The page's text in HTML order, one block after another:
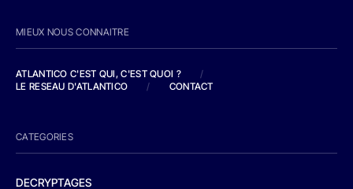
MIEUX NOUS CONNAITRE
ATLANTICO C'EST QUI, C'EST QUOI ?
/
LE RESEAU D'ATLANTICO
/ CONTACT
CATEGORIES
DECRYPTAGES